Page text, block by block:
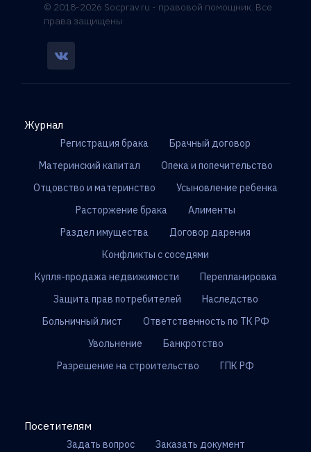
© 2018-2026 Socprav.ru - правовой помощник. Все
права защищены
Журнал
Регистрация брака
Брачный договор
Материнский капитал
Опека и попечительство
Отцовство и материнство
Усыновление ребенка
Расторжение брака
Алименты
Раздел имущества
Договор дарения
Конфликты с соседями
Купля-продажа недвижимости
Перепланировка
Защита прав потребителей
Наследство
Больничный лист
Ответственность по ТК РФ
Увольнение
Банкротство
Разрешение на строительство
ГПК РФ
Посетителям
Задать вопрос
Заказать документ